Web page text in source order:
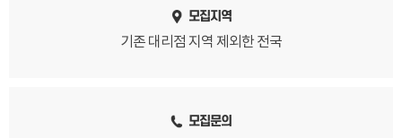
모집지역
기존 대리점 지역 제외한 전국
모집문의